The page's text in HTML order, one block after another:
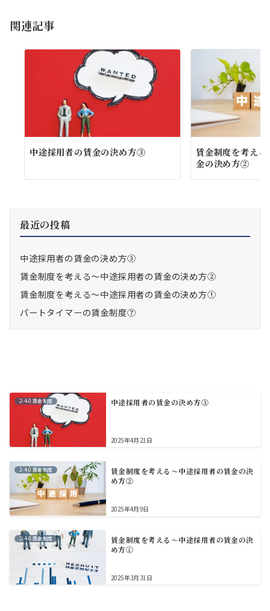
ン
関連記事
中途採用者の賃金の決め方③
賃金制度を考え
金の決め方②
最近の投稿
中途採用者の賃金の決め方③
賃金制度を考える～中途採用者の賃金の決め方②
賃金制度を考える～中途採用者の賃金の決め方①
パートタイマーの賃金制度⑦
2-4-0.賃金制度 中途採用者の賃金の決め方③
2025年4月21日
2-4-0.賃金制度
賃金制度を考える～中途採用者の賃金の決
め方②
2025年4月9日
2-4-0.賃金制度
賃金制度を考える～中途採用者の賃金の決
め方①
2025年3月31日